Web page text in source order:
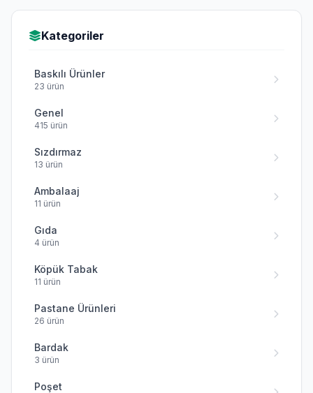
Tirebolu
Kategoriler
Baskılı Ürünler
23 ürün
Genel
415 ürün
Sızdırmaz
13 ürün
Ambalaaj
11 ürün
Gıda
4 ürün
Köpük Tabak
11 ürün
Pastane Ürünleri
26 ürün
Bardak
3 ürün
Poşet